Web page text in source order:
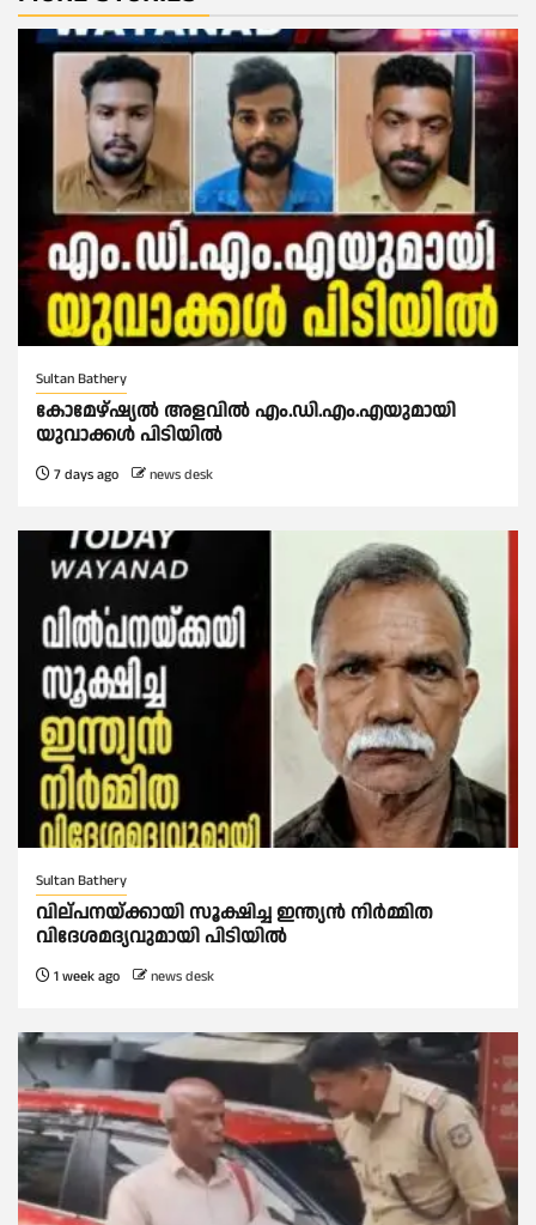
Sultan Bathery
കോമേഴ്‌ഷ്യൽ അളവിൽ എം.ഡി.എം.എയുമായി
യുവാക്കൾ പിടിയിൽ
7 days ago news desk
Sultan Bathery
വില്പനയ്ക്കായി സൂക്ഷിച്ച ഇന്ത്യൻ നിർമ്മിത
വിദേശമദ്യവുമായി പിടിയിൽ
1 week ago news desk